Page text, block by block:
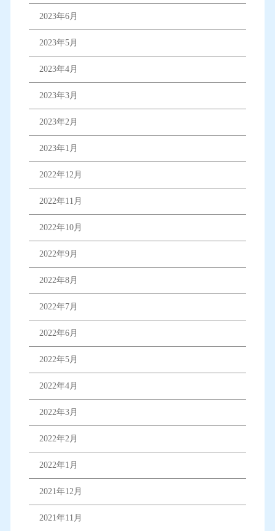
2023年6月
2023年5月
2023年4月
2023年3月
2023年2月
2023年1月
2022年12月
2022年11月
2022年10月
2022年9月
2022年8月
2022年7月
2022年6月
2022年5月
2022年4月
2022年3月
2022年2月
2022年1月
2021年12月
2021年11月